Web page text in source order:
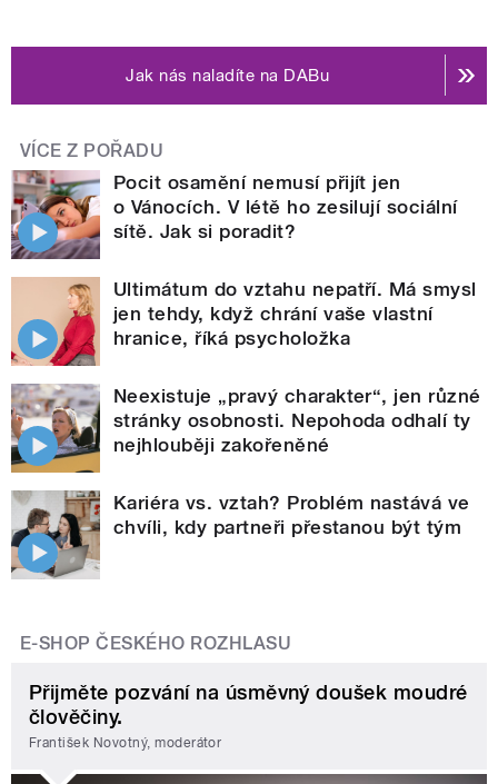
Jak nás naladíte na DABu
VÍCE Z POŘADU
Pocit osamění nemusí přijít jen
o Vánocích. V létě ho zesilují sociální
sítě. Jak si poradit?
Ultimátum do vztahu nepatří. Má smysl
jen tehdy, když chrání vaše vlastní
hranice, říká psycholožka
Neexistuje „pravý charakter“, jen různé
stránky osobnosti. Nepohoda odhalí ty
nejhlouběji zakořeněné
Kariéra vs. vztah? Problém nastává ve
chvíli, kdy partneři přestanou být tým
E-SHOP ČESKÉHO ROZHLASU
Přijměte pozvání na úsměvný doušek moudré
člověčiny.
František Novotný, moderátor